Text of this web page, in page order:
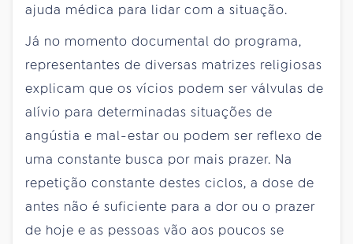
ajuda médica para lidar com a situação.
Já no momento documental do programa,
representantes de diversas matrizes religiosas
explicam que os vícios podem ser válvulas de
alívio para determinadas situações de
angústia e mal-estar ou podem ser reflexo de
uma constante busca por mais prazer. Na
repetição constante destes ciclos, a dose de
antes não é suficiente para a dor ou o prazer
de hoje e as pessoas vão aos poucos se